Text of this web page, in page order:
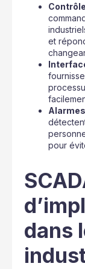
et
pour
dans